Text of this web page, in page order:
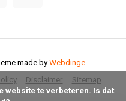
Disclaimer Sitemap
made byWebdinge